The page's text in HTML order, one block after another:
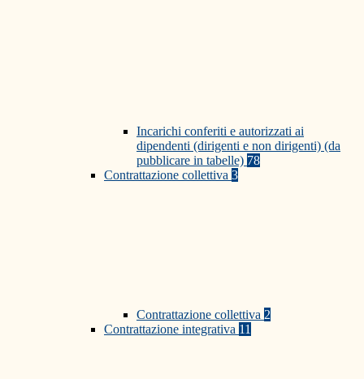
Incarichi conferiti e autorizzati ai
dipendenti (dirigenti e non dirigenti) (da
pubblicare in tabelle) 78
Contrattazione collettiva 3
Contrattazione collettiva 2
Contrattazione integrativa 11